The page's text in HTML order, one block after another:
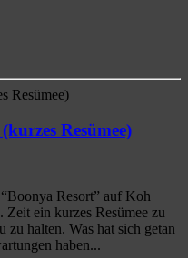
Resümee)
Resort” auf Koh
ein kurzes Resümee zu
zu halten. Was hat sich getan
haben...